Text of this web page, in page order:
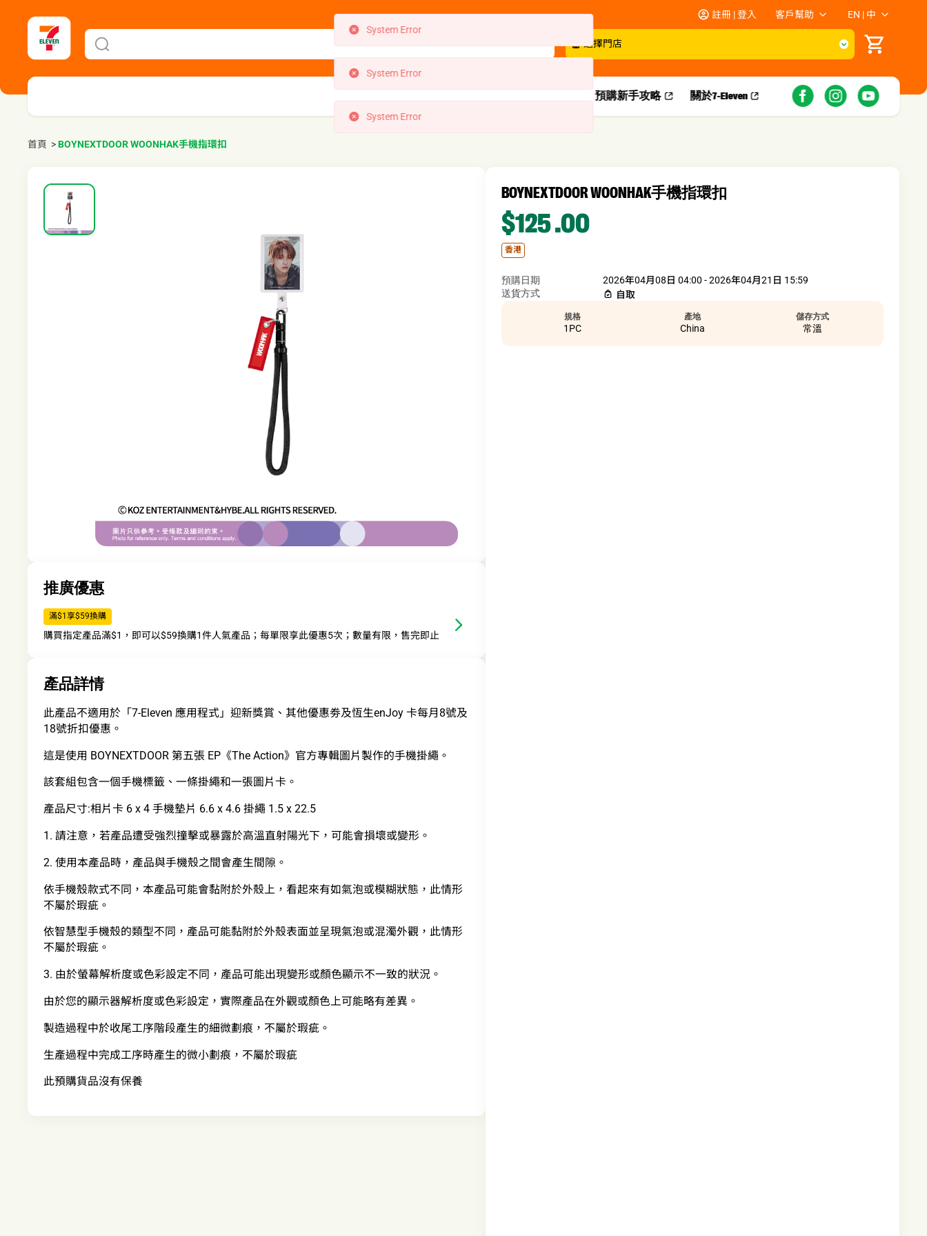
註冊 | 登入 客戶幫助 EN | 中
選擇門店
預購新手攻略​ 關於7-Eleven
首頁 >BOYNEXTDOOR WOONHAK手機指環扣
推廣優惠
滿$1享$59換購
購買指定產品滿$1，即可以$59換購1件人氣產品；每單限享此優惠5次；數量有限，售完即止
產品詳情
此產品不適用於「7-Eleven 應用程式」迎新獎賞、其他優惠劵及恆生enJoy 卡每月8號及
18號折扣優惠。
這是使用 BOYNEXTDOOR 第五張 EP《The Action》官方專輯圖片製作的手機掛繩。
該套組包含一個手機標籤、一條掛繩和一張圖片卡。
產品尺寸:相片卡 6 x 4 手機墊片 6.6 x 4.6 掛繩 1.5 x 22.5
1. 請注意，若產品遭受強烈撞擊或暴露於高溫直射陽光下，可能會損壞或變形。
2. 使用本產品時，產品與手機殼之間會產生間隙。
依手機殼款式不同，本產品可能會黏附於外殼上，看起來有如氣泡或模糊狀態，此情形
不屬於瑕疵。
依智慧型手機殼的類型不同，產品可能黏附於外殼表面並呈現氣泡或混濁外觀，此情形
不屬於瑕疵。
3. 由於螢幕解析度或色彩設定不同，產品可能出現變形或顏色顯示不一致的狀況。
由於您的顯示器解析度或色彩設定，實際產品在外觀或顏色上可能略有差異。
製造過程中於收尾工序階段產生的細微劃痕，不屬於瑕疵。
生產過程中完成工序時產生的微小劃痕，不屬於瑕疵
此預購貨品沒有保養
BOYNEXTDOOR WOONHAK手機指環扣
$125.00
香港
預購日期
2026年04月08日 04:00 - 2026年04月21日 15:59
送貨方式
自取
規格
1PC
產地
China
儲存方式
常溫
System Error
System Error